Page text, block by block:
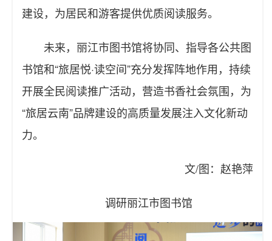
建设，为居民和游客提供优质阅读服务。
未来，丽江市图书馆将协同、指导各公共图
书馆和“旅居悦·读空间”充分发挥阵地作用，持续
开展全民阅读推广活动，营造书香社会氛围，为
“旅居云南”品牌建设的高质量发展注入文化新动
力。
文/图：赵艳萍
调研丽江市图书馆